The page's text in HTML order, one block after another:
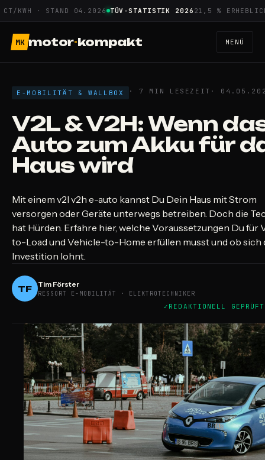
Zum
Inhalt
springen
· STAND 04.2026 TÜV-STATISTIK 202621,5 % ERHEBLICHE
MK motor-kompakt MENÜ
E-MOBILITÄT & WALLBOX · 7 MIN LESEZEIT ·
V2L & V2H: Wenn
Auto zum Akku für
Haus wird
Mit einem v2l v2h e-auto kannst Du Dein Haus mit Strom
versorgen oder Geräte unterwegs betreiben. Doch die
hat Hürden. Erfahre hier, welche Voraussetzungen Du für
to-Load und Vehicle-to-Home erfüllen musst und ob sich
Investition lohnt.
TF Tim Förster
RESSORT E-MOBILITÄT · ELEKTROTECHNIKER
REDAKTIONELL GEPRÜFT